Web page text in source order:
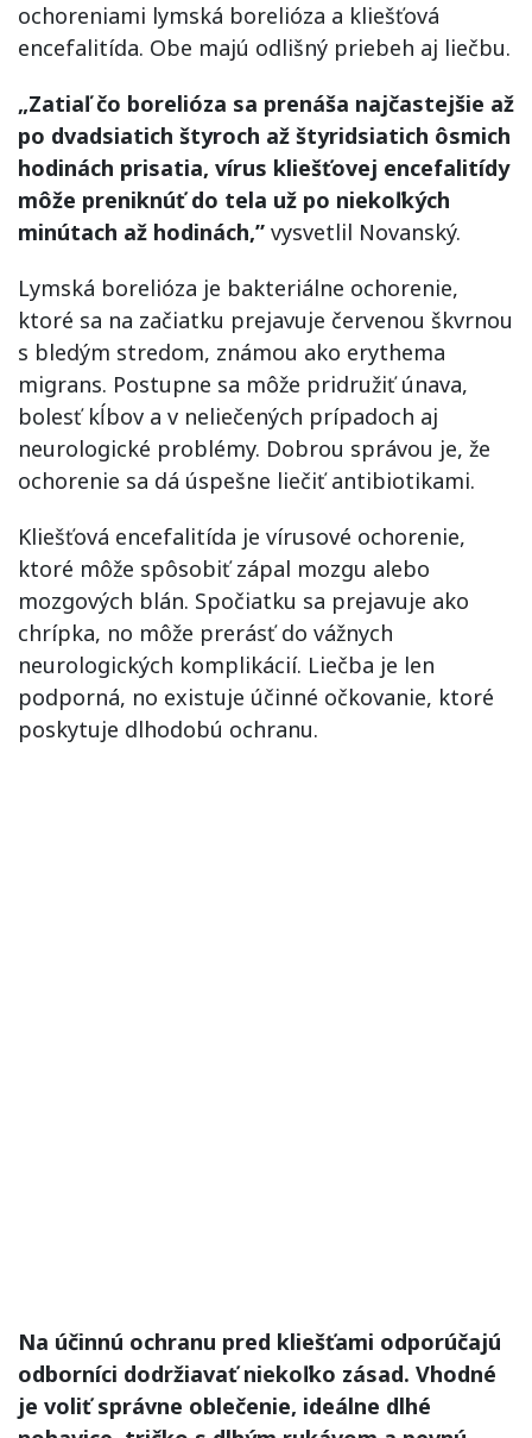
ochoreniami lymská borelióza a kliešťová
encefalitída. Obe majú odlišný priebeh aj liečbu.
„Zatiaľ čo borelióza sa prenáša najčastejšie až
po dvadsiatich štyroch až štyridsiatich ôsmich
hodinách prisatia, vírus kliešťovej encefalitídy
môže preniknúť do tela už po niekoľkých
minútach až hodinách,” vysvetlil Novanský.
Lymská borelióza je bakteriálne ochorenie,
ktoré sa na začiatku prejavuje červenou škvrnou
s bledým stredom, známou ako erythema
migrans. Postupne sa môže pridružiť únava,
bolesť kĺbov a v neliečených prípadoch aj
neurologické problémy. Dobrou správou je, že
ochorenie sa dá úspešne liečiť antibiotikami.
Kliešťová encefalitída je vírusové ochorenie,
ktoré môže spôsobiť zápal mozgu alebo
mozgových blán. Spočiatku sa prejavuje ako
chrípka, no môže prerásť do vážnych
neurologických komplikácií. Liečba je len
podporná, no existuje účinné očkovanie, ktoré
poskytuje dlhodobú ochranu.
Na účinnú ochranu pred kliešťami odporúčajú
odborníci dodržiavať niekoľko zásad. Vhodné
je voliť správne oblečenie, ideálne dlhé